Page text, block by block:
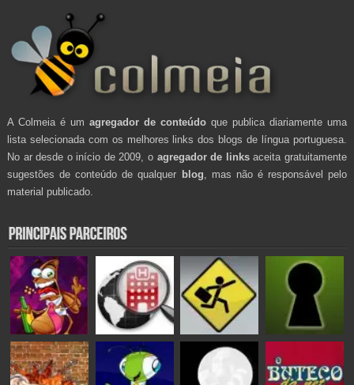
A Colmeia é um agregador de conteúdo que publica diariamente uma
lista selecionada com os melhores links dos blogs de língua portuguesa.
No ar desde o início de 2009, o agregador de linksaceita gratuitamente
sugestões de conteúdo de qualquer blog , mas não é responsável pelo
material publicado.